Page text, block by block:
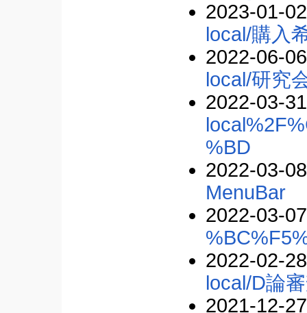
2023-01-
local/購入
2022-06-
local/研究
2022-03-
%BD
2022-03-
MenuBar
2022-03-
2022-02-
local/D論
2021-12-